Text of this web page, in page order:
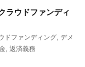
ウドファンディ
ドファンディング デメ
返済義務